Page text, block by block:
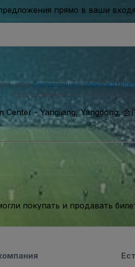
прямо в ваши
нашеСоглашение с
сообщения и можете отказаться
Center -Yangjiang, Yangdong, 合
покупать и продавать